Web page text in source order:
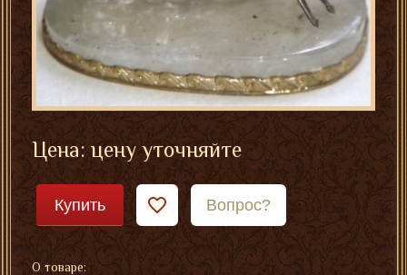
Цена: цену уточняйте
Купить Вопрос?
О товаре: